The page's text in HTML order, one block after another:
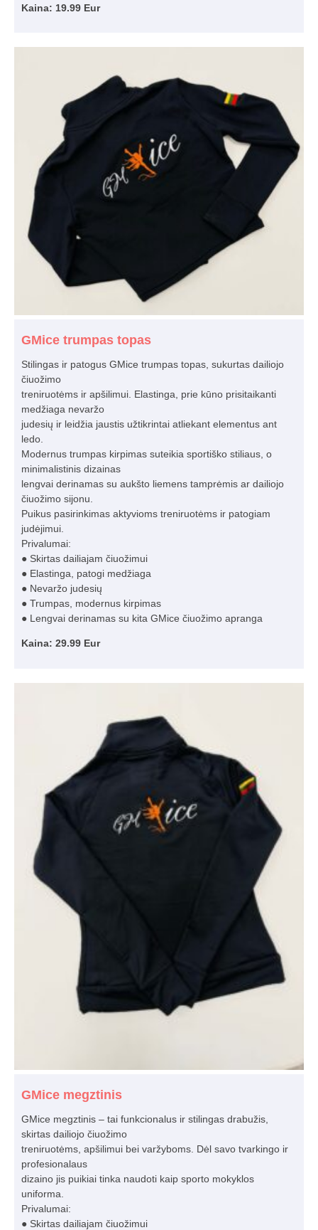
Kaina: 19.99 Eur
GMice trumpas topas
Stilingas ir patogus GMice trumpas topas, sukurtas dailiojo
čiuožimo
treniruotėms ir apšilimui. Elastinga, prie kūno prisitaikanti
medžiaga nevaržo
judesių ir leidžia jaustis užtikrintai atliekant elementus ant
ledo.
Modernus trumpas kirpimas suteikia sportiško stiliaus, o
minimalistinis dizainas
lengvai derinamas su aukšto liemens tamprėmis ar dailiojo
čiuožimo sijonu.
Puikus pasirinkimas aktyvioms treniruotėms ir patogiam
judėjimui.
Privalumai:
● Skirtas dailiajam čiuožimui
● Elastinga, patogi medžiaga
● Nevaržo judesių
● Trumpas, modernus kirpimas
● Lengvai derinamas su kita GMice čiuožimo apranga
Kaina: 29.99 Eur
GMice megztinis
GMice megztinis – tai funkcionalus ir stilingas drabužis,
skirtas dailiojo čiuožimo
treniruotėms, apšilimui bei varžyboms. Dėl savo tvarkingo ir
profesionalaus
dizaino jis puikiai tinka naudoti kaip sporto mokyklos
uniforma.
Privalumai:
● Skirtas dailiajam čiuožimui